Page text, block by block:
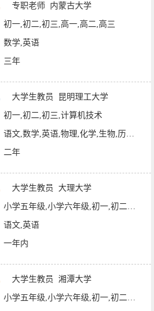
专职老师 内蒙古大学
初一,初二,初三,高一,高二,高三
数学,英语
三年
大学生教员 昆明理工大学
初一,初二,初三,计算机技术
语文,数学,英语,物理,化学,生物,历史,地理,政治
二年
大学生教员 大理大学
小学五年级,小学六年级,初一,初二,初三,高一,高二
语文,英语
一年内
大学生教员 湘潭大学
小学五年级,小学六年级,初一,初二,初三